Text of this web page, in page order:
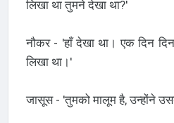
लिखा था तुमने देखा था?'
नौकर - 'हाँ देखा था। एक दिन
लिखा था।'
जासूस - 'तुमको मालूम है, उन्होंने